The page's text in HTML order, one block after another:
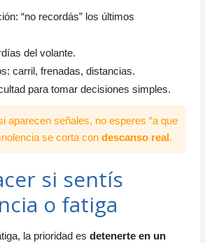
“no recordás” los últimos
del volante.
carril, frenadas, distancias.
para tomar decisiones simples.
aparecen señales, no esperes “a que
se corta con descanso real.
si sentís
o fatiga
la prioridad es detenerte en un